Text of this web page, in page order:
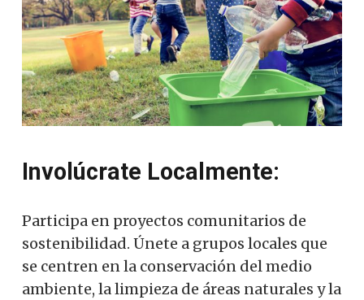
Involúcrate Localmente:
Participa en proyectos comunitarios de
sostenibilidad. Únete a grupos locales que
se centren en la conservación del medio
ambiente, la limpieza de áreas naturales y la